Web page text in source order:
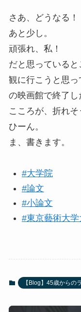
さあ、どうなる！
あと少し。
頑張れ、私！
だと思っていると
観に行こうと思
の映画館で終了し
こころが、折れそ
ひーん。
ま、書きます。
#大学院
#論文
#小論文
#東京藝術大
【Blog】45歳からの